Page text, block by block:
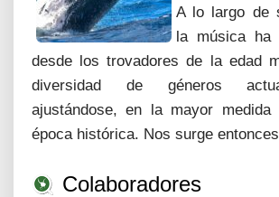
A lo largo de
la música ha
desde los trovadores de la edad
diversidad de géneros
ajustándose, en la mayor
época histórica. Nos surge
Colaboradores